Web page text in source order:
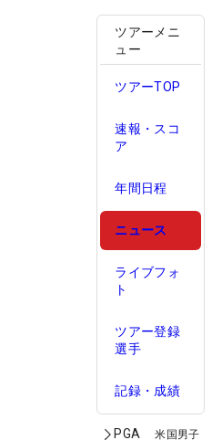
ツアーメニ
ュー
ツアーTOP
速報・スコ
ア
年間日程
ニュース
ライブフォ
ト
ツアー登録
選手
記録・成績
PGA 米国男子